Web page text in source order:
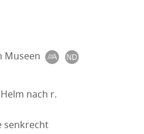
Museen
nach r.
senkrecht